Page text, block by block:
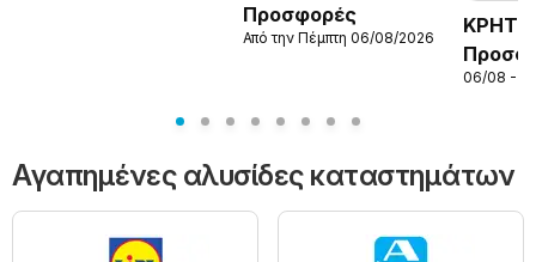
Προσφορές
Από την Πέμπτη 06/08/2026
06/08 -
Αγαπημένες αλυσίδες καταστημάτων